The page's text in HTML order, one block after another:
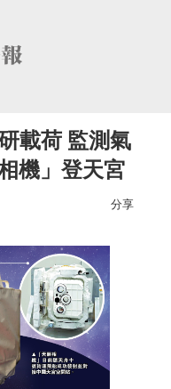
載荷 監測氣
機」登天宮
分享